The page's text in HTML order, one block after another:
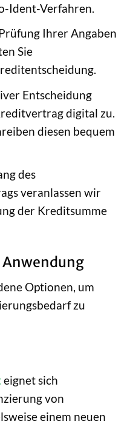
Ident-Verfahren.
Ihrer Angaben
Sie
Entscheidung
digital zu.
diesen bequem
des
veranlassen wir
der Kreditsumme
Optionen, um
zu
eignet sich
von
einem neuen